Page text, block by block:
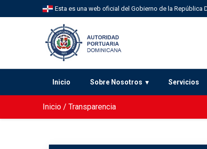
Esta es una web oficial del Gobierno de la República
Inicio Sobre Nosotros Servicios
Inicio / Transparencia